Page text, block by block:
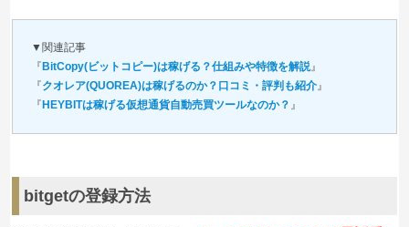
▼関連記事
『BitCopy(ビットコピー)は稼げる？仕組みや特徴を解説 』
『クオレア(QUOREA)は稼げるのか？口コミ・評判も紹介 』
『HEYBITは稼げる仮想通貨自動売買ツールなのか？ 』
bitgetの登録方法